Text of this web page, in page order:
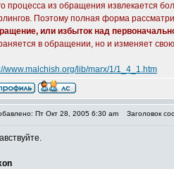
процесса из обращения извлекается
Поэтому полная форма
или избыток над
в обращении, но и изменяет
www.malchish.org/lib/marx/1/1_4_1.htm
Пт Окт 28, 2005 6:30 am Заголовок